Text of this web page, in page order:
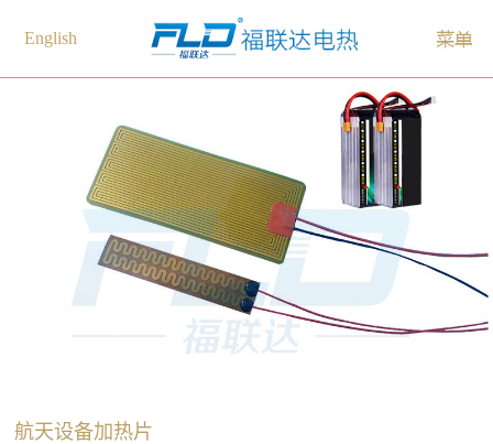
English
航天设备加热片